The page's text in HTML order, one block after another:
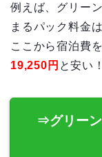
例えば、グリー
まるパック料金
ここから宿泊費
19,250円 と安い！
⇒グリー